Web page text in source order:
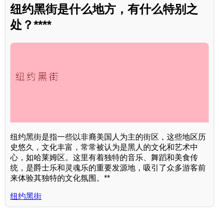
纽约黑街是什么地方，有什么特别之
处？****
纽约黑街是指一些以非裔美国人为主的街区，这些地区历
史悠久，文化丰富，常常被认为是黑人的文化和艺术中
心，如哈莱姆区。这里有着独特的音乐、舞蹈和美食传
统，是爵士乐和灵魂乐的重要发源地，吸引了众多游客前
来体验其独特的文化氛围。**
纽约黑街